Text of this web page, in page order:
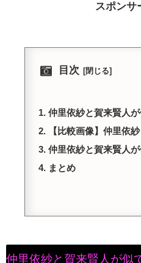
スポンサ
目次
仲里依紗と賀来賢人
【比較画像】仲里依
仲里依紗と賀来賢人
まとめ
仲里依紗と賀来賢人が似